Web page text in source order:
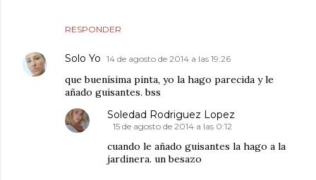
RESPONDER
Solo Yo 14 de agosto de 2014 a las 19:26
que buenísima pinta, yo la hago parecida y le
añado guisantes. bss
Soledad Rodriguez Lopez
15 de agosto de 2014 a las 0:12
cuando le añado guisantes la hago a la
jardinera. un besazo